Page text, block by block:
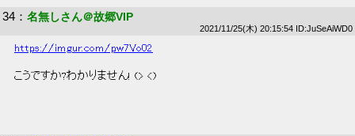
34 ： 名無しさん＠故郷VIP
2021/11/25(木) 20:15:54 ID:JuSeAiWD0
https://imgur.com/pw7Vo02
こうですか?わかりません! (> <)